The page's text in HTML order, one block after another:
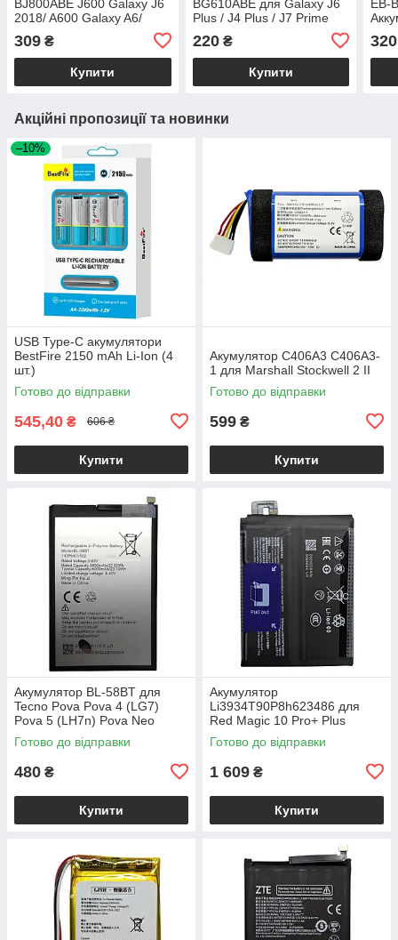
BJ800ABE J600 Galaxy J6
2018/ A600 Galaxy A6/
309 ₴
Купити
BG610ABE для Galaxy J6
Plus / J4 Plus / J7 Prime
220₴
Купити
EB-
320
Акційні пропозиції та новинки
–10%
USB Type-C акумулятори
BestFire 2150 mAh Li-Ion (4
шт.)
Готово до відправки
545,40 ₴ 606 ₴
Купити
Акумулятор C406A3 C406A3-
1 для Marshall Stockwell 2 II
Готово до відправки
599 ₴
Купити
Акумулятор BL-58BT для
Tecno Pova Pova 4 (LG7)
Pova 5 (LH7n) Pova Neo
Готово до відправки
480 ₴
Купити
Акумулятор
Li3934T90P8h623486 для
Red Magic 10 Pro+ Plus
Готово до відправки
1 609 ₴
Купити